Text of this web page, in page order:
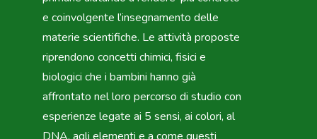
e coinvolgente l’insegnamento delle
materie scientifiche. Le attività proposte
riprendono concetti chimici, fisici e
biologici che i bambini hanno già
affrontato nel loro percorso di studio con
esperienze legate ai 5 sensi, ai colori, al